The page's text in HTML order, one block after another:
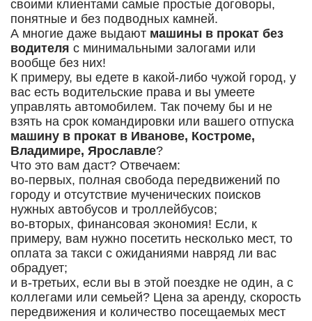
своими клиентами самые простые договоры,
понятные и без подводных камней.
А многие даже выдают машины в прокат без
водителя с минимальными залогами или
вообще без них!
К примеру, вы едете в какой-либо чужой город, у
вас есть водительские права и вы умеете
управлять автомобилем. Так почему бы и не
взять на срок командировки или вашего отпуска
машину в прокат в Иванове, Костроме,
Владимире, Ярославле?
Что это вам даст? Отвечаем:
во-первых, полная свобода передвижений по
городу и отсутствие мученических поисков
нужных автобусов и троллейбусов;
во-вторых, финансовая экономия! Если, к
примеру, вам нужно посетить несколько мест, то
оплата за такси с ожиданиями навряд ли вас
обрадует;
и в-третьих, если вы в этой поездке не один, а с
коллегами или семьей? Цена за аренду, скорость
передвижения и количество посещаемых мест